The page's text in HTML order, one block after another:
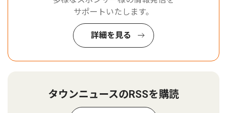
サポートいたします。
詳細を見る
タウンニュースのRSSを購読